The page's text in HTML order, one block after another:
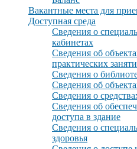
Вакантные места для
Доступная среда
Сведения о
кабинетах
Сведения об
практических
Сведения о
Сведения об
Сведения о
Сведения об
доступа в здание
Сведения о
здоровья